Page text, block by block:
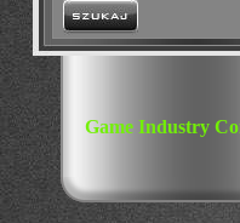
Game Industry